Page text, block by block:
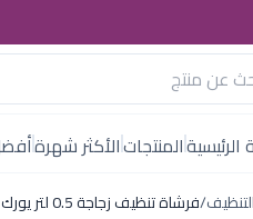
المنتجاتالأكثر شهرة
/فرشاة تنظيف زجاجة 0.5 لتر يورك